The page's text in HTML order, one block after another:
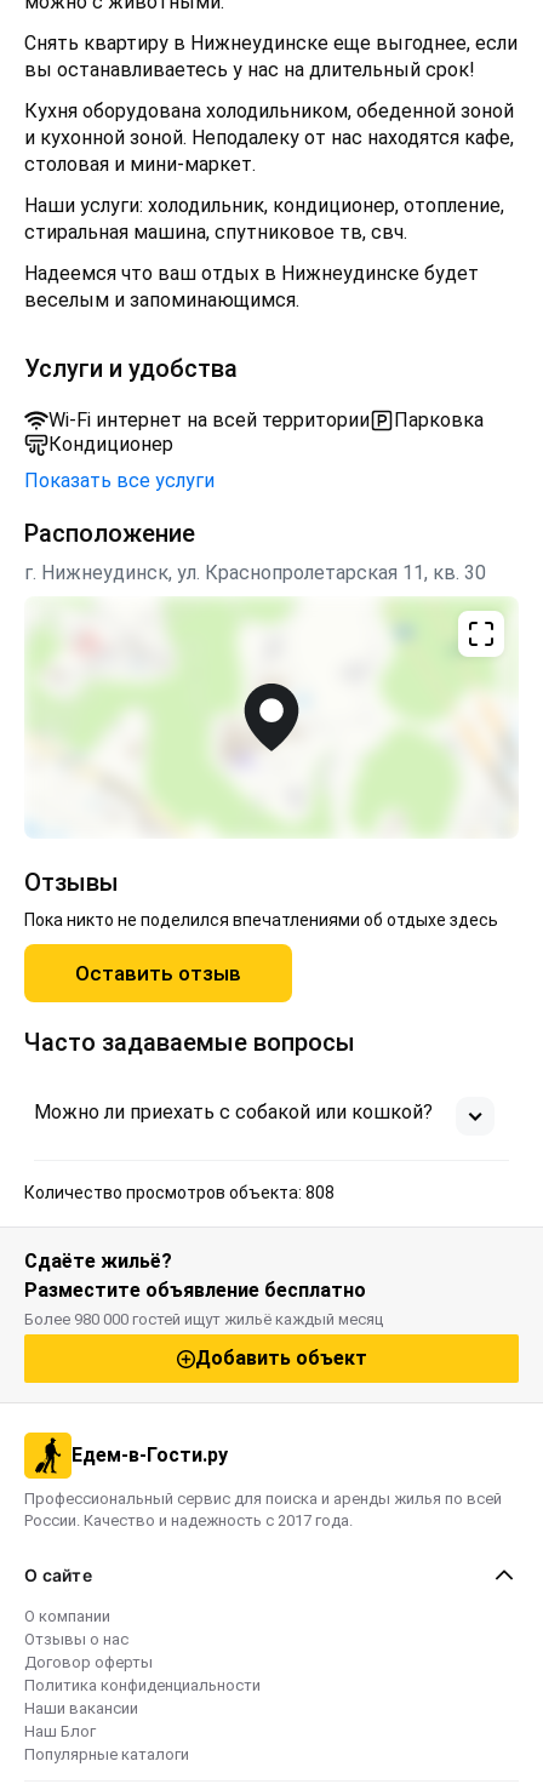
Снять квартиру в Нижнеудинске еще выгоднее, если
вы останавливаетесь у нас на длительный срок!
Кухня оборудована холодильником, обеденной зоной
и кухонной зоной. Неподалеку от нас находятся кафе,
столовая и мини-маркет.
Наши услуги: холодильник, кондиционер, отопление,
стиральная машина, спутниковое тв, свч.
Надеемся что ваш отдых в Нижнеудинске будет
веселым и запоминающимся.
Услуги и удобства
Wi-Fi интернет на всей территории
Парковка
Кондиционер
Показать все услуги
Расположение
г. Нижнеудинск, ул. Краснопролетарская 11, кв. 30
Отзывы
Пока никто не поделился впечатлениями об отдыхе здесь
Оставить отзыв
Часто задаваемые вопросы
Можно ли приехать с собакой или кошкой?
Количество просмотров объекта: 808
Сдаёте жильё?
Разместите объявление бесплатно
Более 980 000 гостей ищут жильё каждый месяц
Добавить объект
Едем-в-Гости.ру
Профессиональный сервис для поиска и аренды жилья по всей
России. Качество и надежность с 2017 года.
О сайте
О компании
Отзывы о нас
Договор оферты
Политика конфиденциальности
Наши вакансии
Наш Блог
Популярные каталоги